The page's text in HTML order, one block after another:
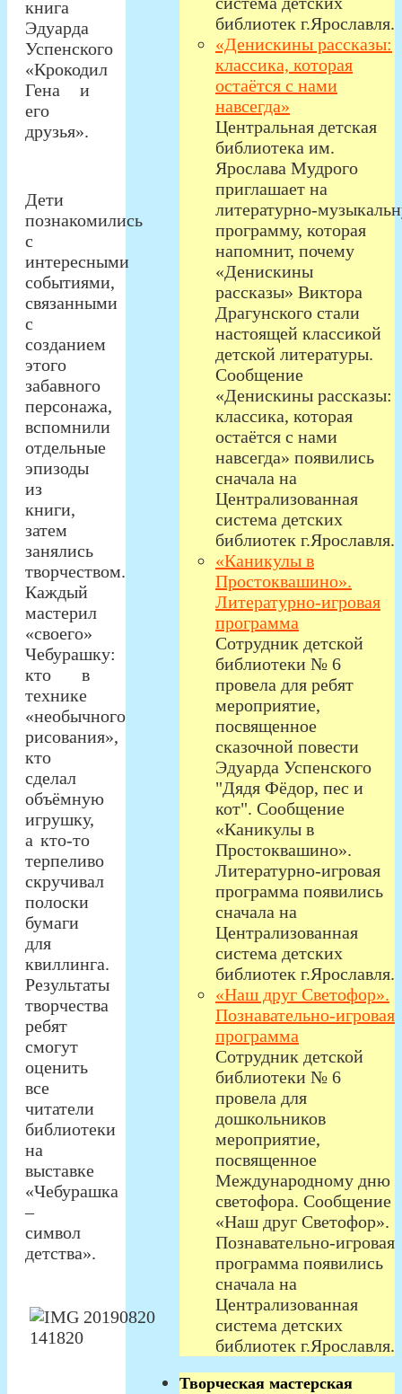
книга
Эдуарда
Успенского
«Крокодил
Гена и
его
друзья».
Дети
познакомились
с
интересными
событиями,
связанными
с
созданием
этого
забавного
персонажа,
вспомнили
отдельные
эпизоды
из
книги,
затем
занялись
творчеством.
Каждый
мастерил
«своего»
Чебурашку:
кто в
технике
«необычного
рисования»,
кто
сделал
объёмную
игрушку,
а кто-то
терпеливо
скручивал
полоски
бумаги
для
квиллинга.
Результаты
творчества
ребят
смогут
оценить
все
читатели
библиотеки
на
выставке
«Чебурашка
–
символ
детства».
библиотек г.Ярославля.
«Денискины рассказы:
классика, которая
остаётся с нами
навсегда»
Центральная детская
библиотека им.
Ярослава Мудрого
приглашает на
программу, которая
напомнит, почему
«Денискины
рассказы» Виктора
Драгунского стали
настоящей классикой
детской литературы.
Сообщение
«Денискины рассказы:
классика, которая
остаётся с нами
навсегда» появились
сначала на
Централизованная
система детских
библиотек г.Ярославля.
«Каникулы в
Простоквашино».
Литературно-игровая
программа
Сотрудник детской
библиотеки № 6
провела для ребят
мероприятие,
посвященное
сказочной повести
Эдуарда Успенского
"Дядя Фёдор, пес и
кот". Сообщение
«Каникулы в
Простоквашино».
Литературно-игровая
программа появились
сначала на
Централизованная
система детских
библиотек г.Ярославля.
«Наш друг Светофор».
Познавательно-игровая
программа
Сотрудник детской
библиотеки № 6
провела для
дошкольников
мероприятие,
посвященное
Международному дню
светофора. Сообщение
«Наш друг Светофор».
Познавательно-игровая
программа появились
сначала на
Централизованная
система детских
библиотек г.Ярославля.
Творческая мастерская